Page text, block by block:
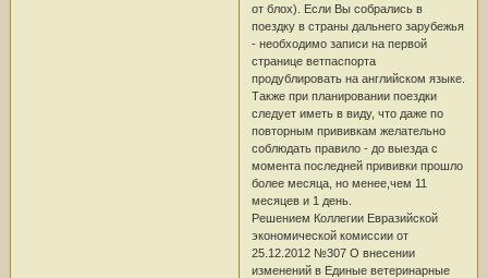
от блох). Если Вы собрались в
поездку в страны дальнего зарубежья
- необходимо записи на первой
странице ветпаспорта
продублировать на английском языке.
Также при планировании поездки
следует иметь в виду, что даже по
повторным прививкам желательно
соблюдать правило - до выезда с
момента последней прививки прошло
более месяца, но менее,чем 11
месяцев и 1 день.
Решением Коллегии Евразийской
экономической комиссии от
25.12.2012 №307 О внесении
изменений в Единые ветеринарные